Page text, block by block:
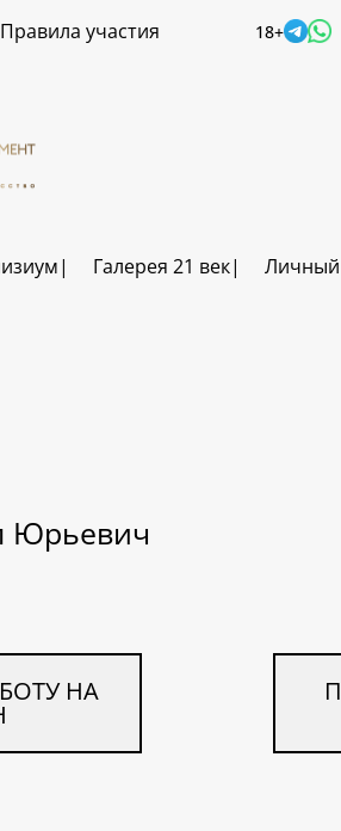
Правила участия 18+
Галерея 21 век Личный
Юрьевич
НА